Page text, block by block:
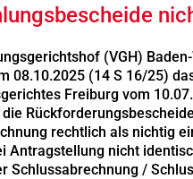
(VGH)
08.10.2025 (14 S 16/25)
Freiburg vom
die
rechtlich als nichtig
Antragstellung nicht
Schlussabrechnung /